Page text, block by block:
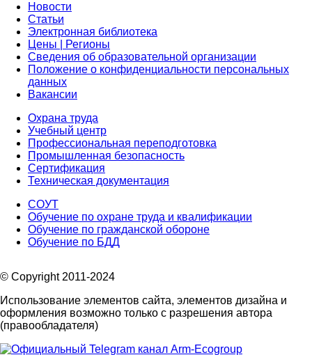
Новости
Статьи
Электронная библиотека
Цены | Регионы
Сведения об образовательной организации
Положение о конфиденциальности персональных
данных
Вакансии
Охрана труда
Учебный центр
Профессиональная переподготовка
Промышленная безопасность
Сертификация
Техническая документация
СОУТ
Обучение по охране труда и квалификации
Обучение по гражданской обороне
Обучение по БДД
© Copyright 2011-2024
Использование элементов сайта, элементов дизайна и
оформления возможно только с разрешения автора
(правообладателя)